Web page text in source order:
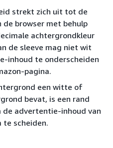
strekt zich uit tot de
browser met behulp
achtergrondkleur
de sleeve mag niet wit
inhoud te onderscheiden
pagina.
een witte of
bevat, is een rand
de advertentie-inhoud van
te scheiden.